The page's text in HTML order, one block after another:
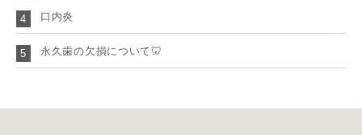
4 口内炎
5 永久歯の欠損について🦷